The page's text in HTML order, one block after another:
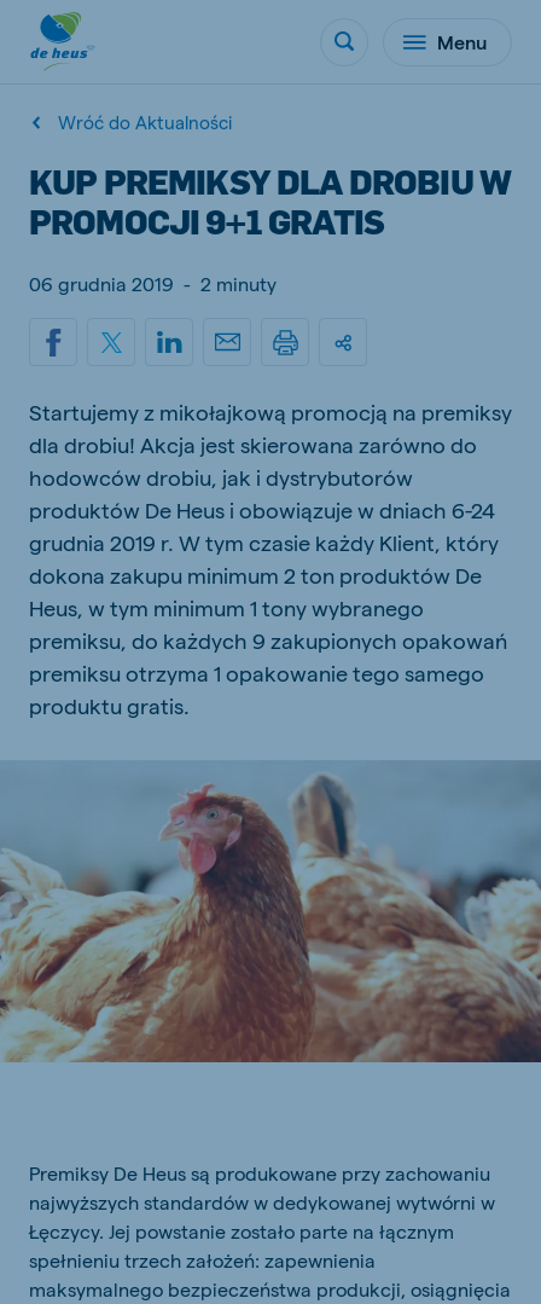
Menu
Wróć do Aktualności
KUP PREMIKSY DLA DROBIU W
PROMOCJI 9+1 GRATIS
06 grudnia 2019 - 2 minuty
Startujemy z mikołajkową promocją na premiksy
dla drobiu! Akcja jest skierowana zarówno do
hodowców drobiu, jak i dystrybutorów
produktów De Heus i obowiązuje w dniach 6-24
grudnia 2019 r. W tym czasie każdy Klient, który
dokona zakupu minimum 2 ton produktów De
Heus, w tym minimum 1 tony wybranego
premiksu, do każdych 9 zakupionych opakowań
premiksu otrzyma 1 opakowanie tego samego
produktu gratis.
Premiksy De Heus są produkowane przy zachowaniu
najwyższych standardów w dedykowanej wytwórni w
Łęczycy. Jej powstanie zostało parte na łącznym
spełnieniu trzech założeń: zapewnienia
maksymalnego bezpieczeństwa produkcji, osiągnięcia